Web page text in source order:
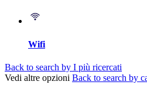
Wifi
Back to search by I più ricercati
Vedi altre opzioni Back to search by